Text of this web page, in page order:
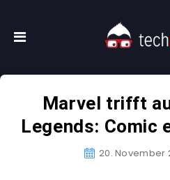
Marvel trifft
Legends: Comic
20. November